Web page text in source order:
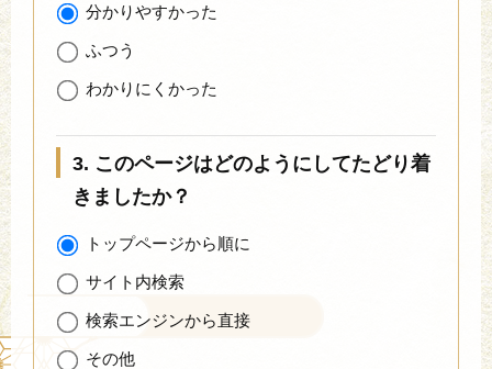
分かりやすかった
ふつう
わかりにくかった
3. このページはどのようにしてたどり着
きましたか？
トップページから順に
サイト内検索
検索エンジンから直接
その他